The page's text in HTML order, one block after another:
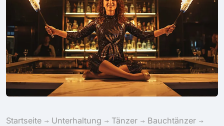
Startseite Unterhaltung Tänzer
Bauchtänzer